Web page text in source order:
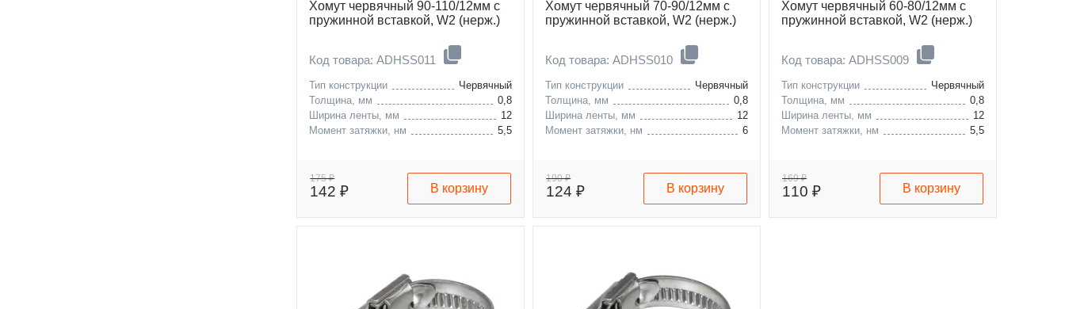
Хомут червячный 90-110/12мм с
пружинной вставкой, W2 (нерж.)
Код товара: ADHSS011
Тип конструкции
Червячный
Толщина, мм
0,8
Ширина ленты, мм
12
Момент затяжки, нм
5,5
175 ₽
142 ₽ В корзину
Хомут червячный 70-90/12мм с
пружинной вставкой, W2 (нерж.)
Код товара: ADHSS010
Тип конструкции
Червячный
Толщина, мм
0,8
Ширина ленты, мм
12
Момент затяжки, нм
6
190 ₽
124 ₽ В корзину
Хомут червячный 60-80/12мм с
пружинной вставкой, W2 (нерж.)
Код товара: ADHSS009
Тип конструкции
Червячный
Толщина, мм
0,8
Ширина ленты, мм
12
Момент затяжки, нм
5,5
169 ₽
110 ₽ В корзину